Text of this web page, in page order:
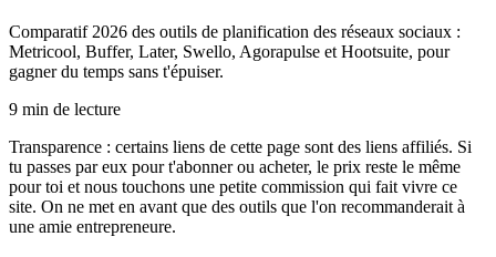
Comparatif 2026 des outils de planification des réseaux sociaux :
Metricool, Buffer, Later, Swello, Agorapulse et Hootsuite, pour
gagner du temps sans t'épuiser.
9 min de lecture
Transparence : certains liens de cette page sont des liens affiliés. Si
tu passes par eux pour t'abonner ou acheter, le prix reste le même
pour toi et nous touchons une petite commission qui fait vivre ce
site. On ne met en avant que des outils que l'on recommanderait à
une amie entrepreneure.